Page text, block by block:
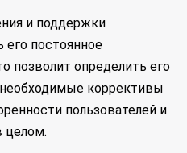
и поддержки
его постоянное
позволит определить его
коррективы
пользователей и
целом.